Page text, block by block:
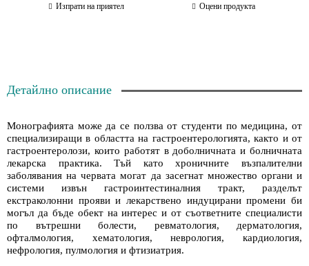
Изпрати на приятел Оцени продукта
Детайлно описание
Монографията може да се ползва от студенти по медицина, от
специализиращи в областта на гастроентерологията, както и от
гастроентеролози, които работят в доболничната и болничната
лекарска практика. Тъй като хроничните възпалителни
заболявания на червата могат да засегнат множество органи и
системи извън гастроинтестиналния тракт, разделът
екстраколонни прояви и лекарствено индуцирани промени би
могъл да бъде обект на интерес и от съответните специалисти
по вътрешни болести, ревматология, дерматология,
офталмология, хематология, неврология, кардиология,
нефрология, пулмология и фтизиатрия.